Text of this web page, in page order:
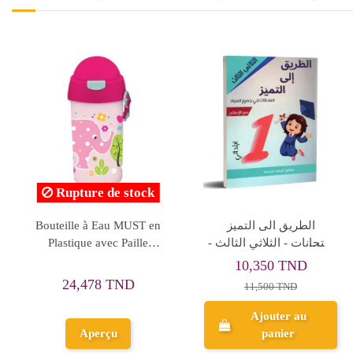
Porte Goûter Isothermique
MUST Yummy Cute
Réf.585597
94,105 TND
Ajouter au
panier
جسر النجاح - الثلاثي الثالث
- 1 اساسي
9,950 TND
Ajouter au
panier